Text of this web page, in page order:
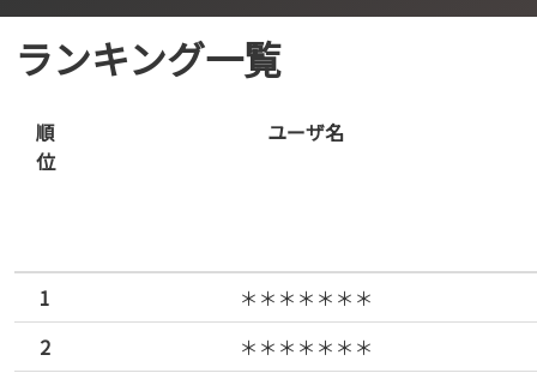
ランキング一覧
順
位
ユーザ名
1
＊＊＊＊＊＊＊
2
＊＊＊＊＊＊＊